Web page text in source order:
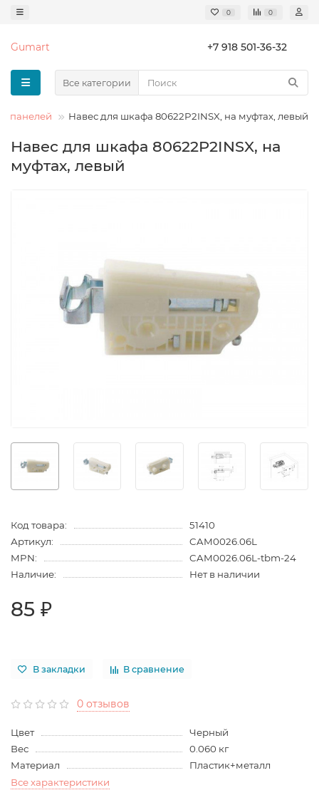
0 0
Gumart +7 918 501-36-32
Все категории
панелей Навес для шкафа 80622P2INSX, на муфтах, левый
Навес для шкафа 80622P2INSX, на
муфтах, левый
Код товара:
51410
Артикул:
CAM0026.06L
MPN:
CAM0026.06L-tbm-24
Наличие:
Нет в наличии
85 ₽
В закладки В сравнение
0 отзывов
Цвет
Черный
Вес
0.060 кг
Материал
Пластик+металл
Все характеристики